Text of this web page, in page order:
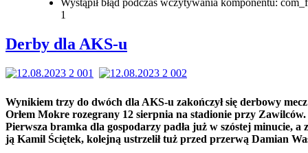
1
Derby dla AKS-u
Wynikiem trzy do dwóch dla AKS-u zakończył się derbowy
Orłem Mokre rozegrany 12 sierpnia na stadionie przy Zawilców.
Pierwsza bramka dla gospodarzy padła już w szóstej minucie, a
ją Kamil Ściętek, kolejną ustrzelił tuż przed przerwą Damian